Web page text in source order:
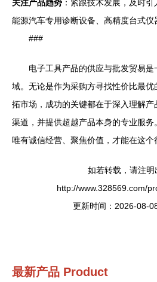
关注产品趋势 ：紧跟技术发展，及时
能源汽车专用诊断设备、高精度台式仪
###
电子工具产品的供应与批发贸易
域。无论是作为采购方寻找性价比最
拓市场，成功的关键都在于深入理解
渠道，并提供超越产品本身的专业服务
唯有诚信经营、聚焦价值，才能在这个
如若转载，请注明
http://www.328569.com/
更新时间：2026-08-
最新产品 Product